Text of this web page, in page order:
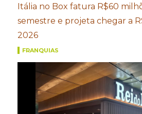
Itália no Box fatura R$60
semestre e projeta chegar a
2026
FRANQUIAS